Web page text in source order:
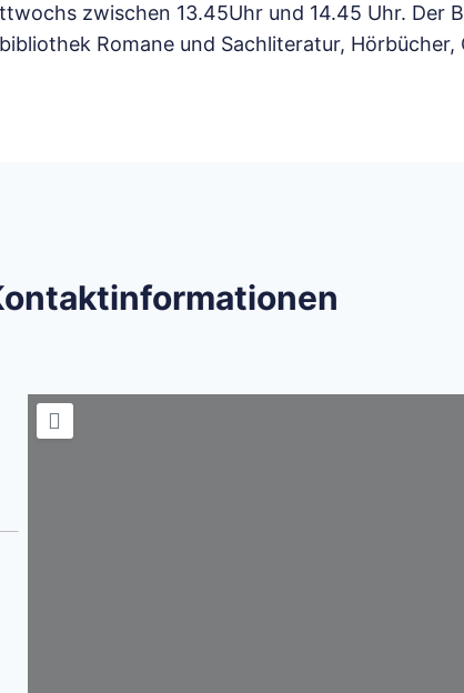
zwischen 13.45Uhr und 14.45 Uhr. Der
Romane und Sachliteratur, Hörbücher,